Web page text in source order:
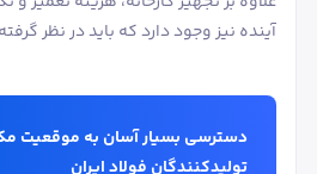
آینده نیز وجود دارد که باید در نظر
دسترسی بسیار آسان به موقعیت
تولیدکنندگان فولاد ایران